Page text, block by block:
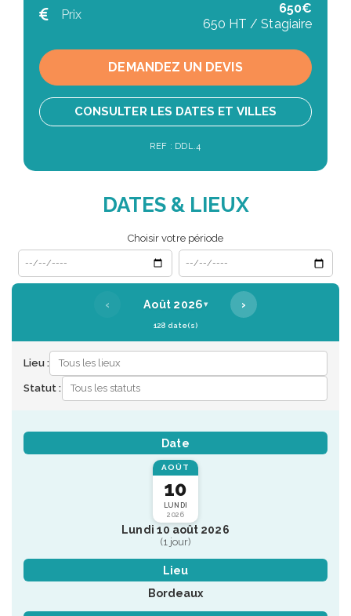
Prix
650€
650 HT / Stagiaire
DEMANDEZ UN DEVIS
CONSULTER LES DATES ET VILLES
REF : DDL.4
DATES & LIEUX
Choisir votre période
Date de début
Date de fin
‹ Août 2026▾ ›
128 date(s)
Lieu :
Statut :
Date
AOÛT
10
LUNDI
2026
Lundi 10 août 2026
(1 jour)
Lieu
Bordeaux